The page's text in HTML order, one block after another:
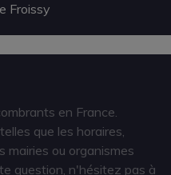
Froissy
en France.
que les horaires,
mairies ou organismes
question, n'hésitez pas à